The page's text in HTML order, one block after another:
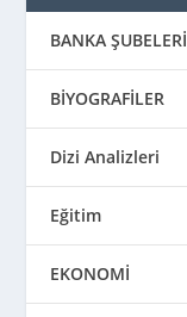
BANKA ŞUBELERİ
BİYOGRAFİLER
Dizi Analizleri
Eğitim
EKONOMİ